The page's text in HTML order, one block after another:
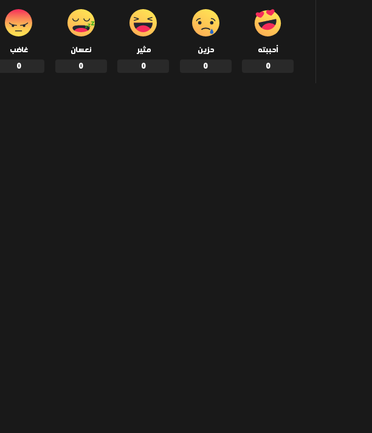
أحببته
0
حزين
0
مثير
0
نعسان
0
غاضب
0